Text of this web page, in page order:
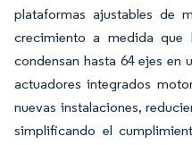
plataformas ajustables de
crecimiento a medida que
condensan hasta 64 ejes en
actuadores integrados
nuevas instalaciones,
simplificando el